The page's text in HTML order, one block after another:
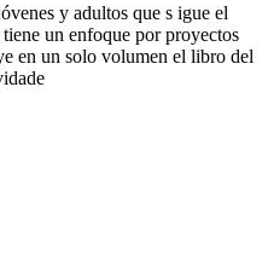
y adultos que s igue el
un enfoque por proyectos
en un solo volumen el libro del